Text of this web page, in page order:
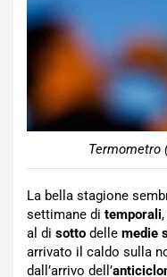
Termometro
La bella stagione
settimane di temporali,
al di sotto delle medie
arrivato il caldo sulla
dall’arrivo dell’